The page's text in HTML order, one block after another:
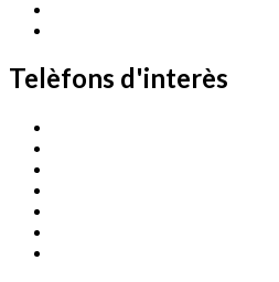
Telèfons d'interès